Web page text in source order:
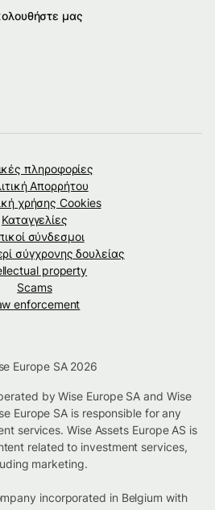
μας
πληροφορίες
Απορρήτου
χρήσης Cookies
Καταγγελίες
σύνδεσμοι
σύγχρονης δουλείας
property
Scams
enforcement
Europe SA 2026
by Wise Europe SA and Wise
Europe SA is responsible for any
services. Wise Assets Europe AS is
related to investment services,
marketing.
incorporated in Belgium with